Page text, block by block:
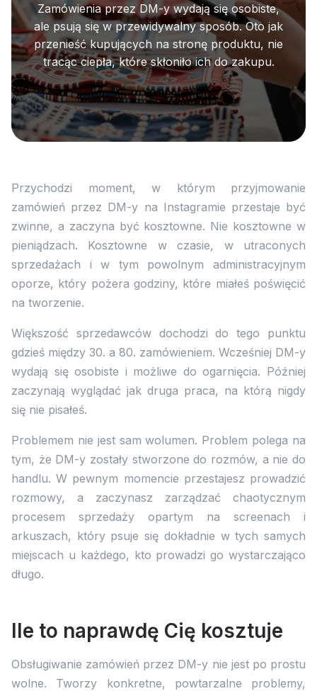
Zamówienia przez DM-y wydają się osobiste,
ale psują się w przewidywalny sposób. Oto jak
przenieść kupujących na stronę produktu, nie
tracąc ciepła, które skłoniło ich do zakupu.
Przychodzi moment, w którym przyjmowanie
zamówień przez DM-y na Instagramie przestaje być
zwinne, a zaczyna być kosztowne. Nie kosztowne w
pieniądzach. Kosztowne w czasie, w utraconych
sprzedażach i w tym powolnym administracyjnym
oporze, który pożera godziny, które miałeś poświęcić
na tworzenie.
Większość sprzedawców dochodzi do tego punktu
gdzieś między 30. a 80. zamówieniem. Wcześniej DM-y
wydają się osobiste i możliwe do ogarnięcia. Później
zaczynają wyglądać jak druga praca, na którą nigdy
się nie pisałeś.
Problemem nie jest sam wolumen. Problem polega na
tym, że DM-y zostały stworzone do rozmów, a nie do
handlu. W pewnym momencie przestajesz prowadzić
rozmowy, a zaczynasz zarządzać chaotycznym
procesem sprzedaży opartym na screenach i
arkuszach, który psuje się dokładnie w tych samych
miejscach u każdego, kto prowadzi go wystarczająco
długo.
Ile to naprawdę Cię kosztuje
Obsługiwanie zamówień przez DM-y nie jest po prostu
wolne. Tworzy konkretne, powtarzalne problemy,